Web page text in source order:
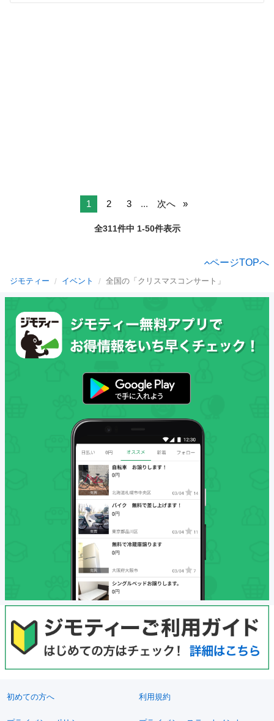
1 2 3 ... 次へ
全311件中 1-50件表示
ページTOPへ
ジモティー イベント 全国の「クリスマスコンサート」
初めての方へ 利用規約